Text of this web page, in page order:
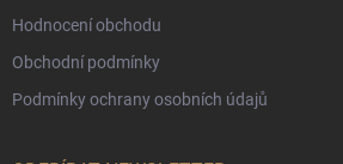
Hodnocení obchodu
Obchodní podmínky
Podmínky ochrany osobních údajů